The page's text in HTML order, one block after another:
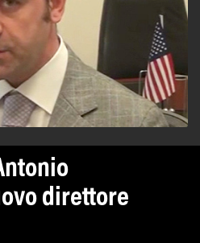
direttore